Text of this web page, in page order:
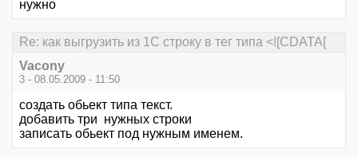
нужно
Re: как выгрузить из 1С строку в тег типа <![CDATA[
Vacony
3 - 08.05.2009 - 11:50
создать обьект типа текст.
добавить три нужных строки
записать обьект под нужным именем.